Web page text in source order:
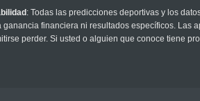
: Todas las predicciones deportivas y los
financiera ni resultados específicos. Las
perder. Si usted o alguien que conoce tiene